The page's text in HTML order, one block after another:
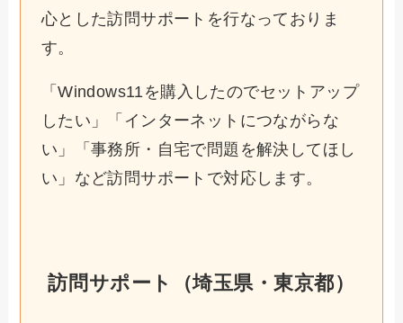
心とした訪問サポートを行なっておりま
す。
「Windows11を購入したのでセットアップ
したい」「インターネットにつながらな
い」「事務所・自宅で問題を解決してほし
い」など訪問サポートで対応します。
訪問サポート（埼玉県・東京都）